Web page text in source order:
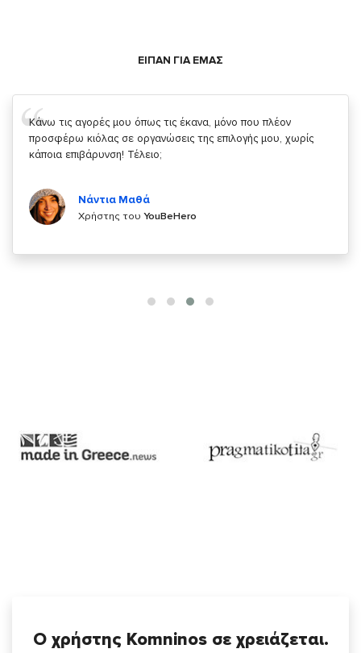
ΕΙΠΑΝ ΓΙΑ ΕΜΑΣ
Σας ευχαριστώ που μας δίνετε την δυνατότητα να κάνουμε
κάτι!
Χρήστης τουYouBeHero
Ο χρήστης Komninos σε χρειάζεται.